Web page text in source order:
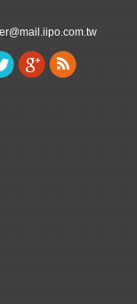
Google+
Rss